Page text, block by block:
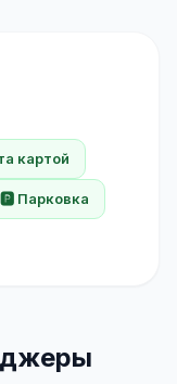
картой
🅿️ Парковка